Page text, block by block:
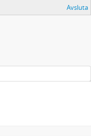
Avsluta